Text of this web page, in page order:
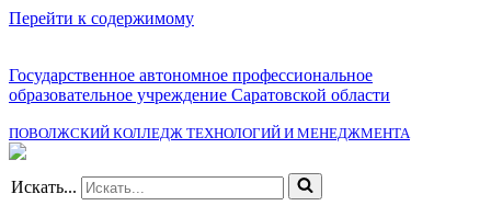
Перейти к содержимому
Государственное автономное профессиональное
образовательное учреждение Саратовской области
ПОВОЛЖСКИЙ КОЛЛЕДЖ ТЕХНОЛОГИЙ И МЕНЕДЖМЕНТА
Искать...